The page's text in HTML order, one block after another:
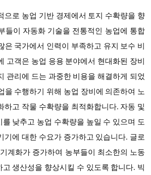
으로 농업 기반 경제에서 토지 수확량을 향
들이 자동화 기술을 전통적인 농업에 통합
은 국가에서 인력이 부족하고 유지 보수 비
고객은 농업 응용 분야에서 현대화된 장비
관리에 드는 과중한 비용을 해결하게 되었
을 수행하기 위해 농업 장비에 의존하여 노
하고 작물 수확량을 최적화합니다. 자동 및
낮추고 농업 수확량을 높일 수 있으며 도
기에 대한 수요가 증가하고 있습니다. 글로
계화가 증가하여 농부들이 최소한의 노동
생산성을 향상시킬 수 있도록 합니다. 빅